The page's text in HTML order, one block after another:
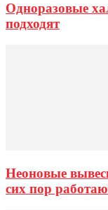
Одноразовые
подходят
Неоновые
сих пор